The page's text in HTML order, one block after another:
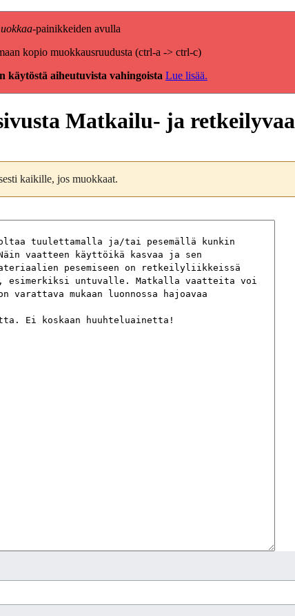
-painikkeiden avulla
kopio muokkausruudusta (ctrl-a -> ctrl-c)
käytöstä aiheutuvista vahingoista Lue lisää.
Matkailu- ja
kaikille, jos muokkaat.